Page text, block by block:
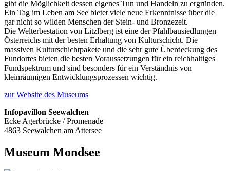
gibt die Möglichkeit dessen eigenes Tun und Handeln zu ergründen.
Ein Tag im Leben am See bietet viele neue Erkenntnisse über die
gar nicht so wilden Menschen der Stein- und Bronzezeit.
Die Welterbestation von Litzlberg ist eine der Pfahlbausiedlungen
Österreichs mit der besten Erhaltung von Kulturschicht. Die
massiven Kulturschichtpakete und die sehr gute Überdeckung des
Fundortes bieten die besten Voraussetzungen für ein reichhaltiges
Fundspektrum und sind besonders für ein Verständnis von
kleinräumigen Entwicklungsprozessen wichtig.
zur Website des Museums
Infopavillon Seewalchen
Ecke Agerbrücke / Promenade
4863 Seewalchen am Attersee
Museum Mondsee